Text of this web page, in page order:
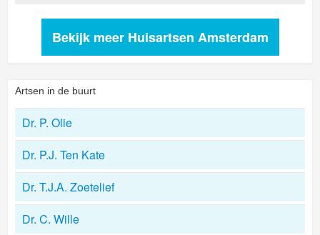
Bekijk meer Huisartsen Amsterdam
Artsen in de buurt
Dr. P. Olie
Dr. P.J. Ten Kate
Dr. T.J.A. Zoetelief
Dr. C. Wille